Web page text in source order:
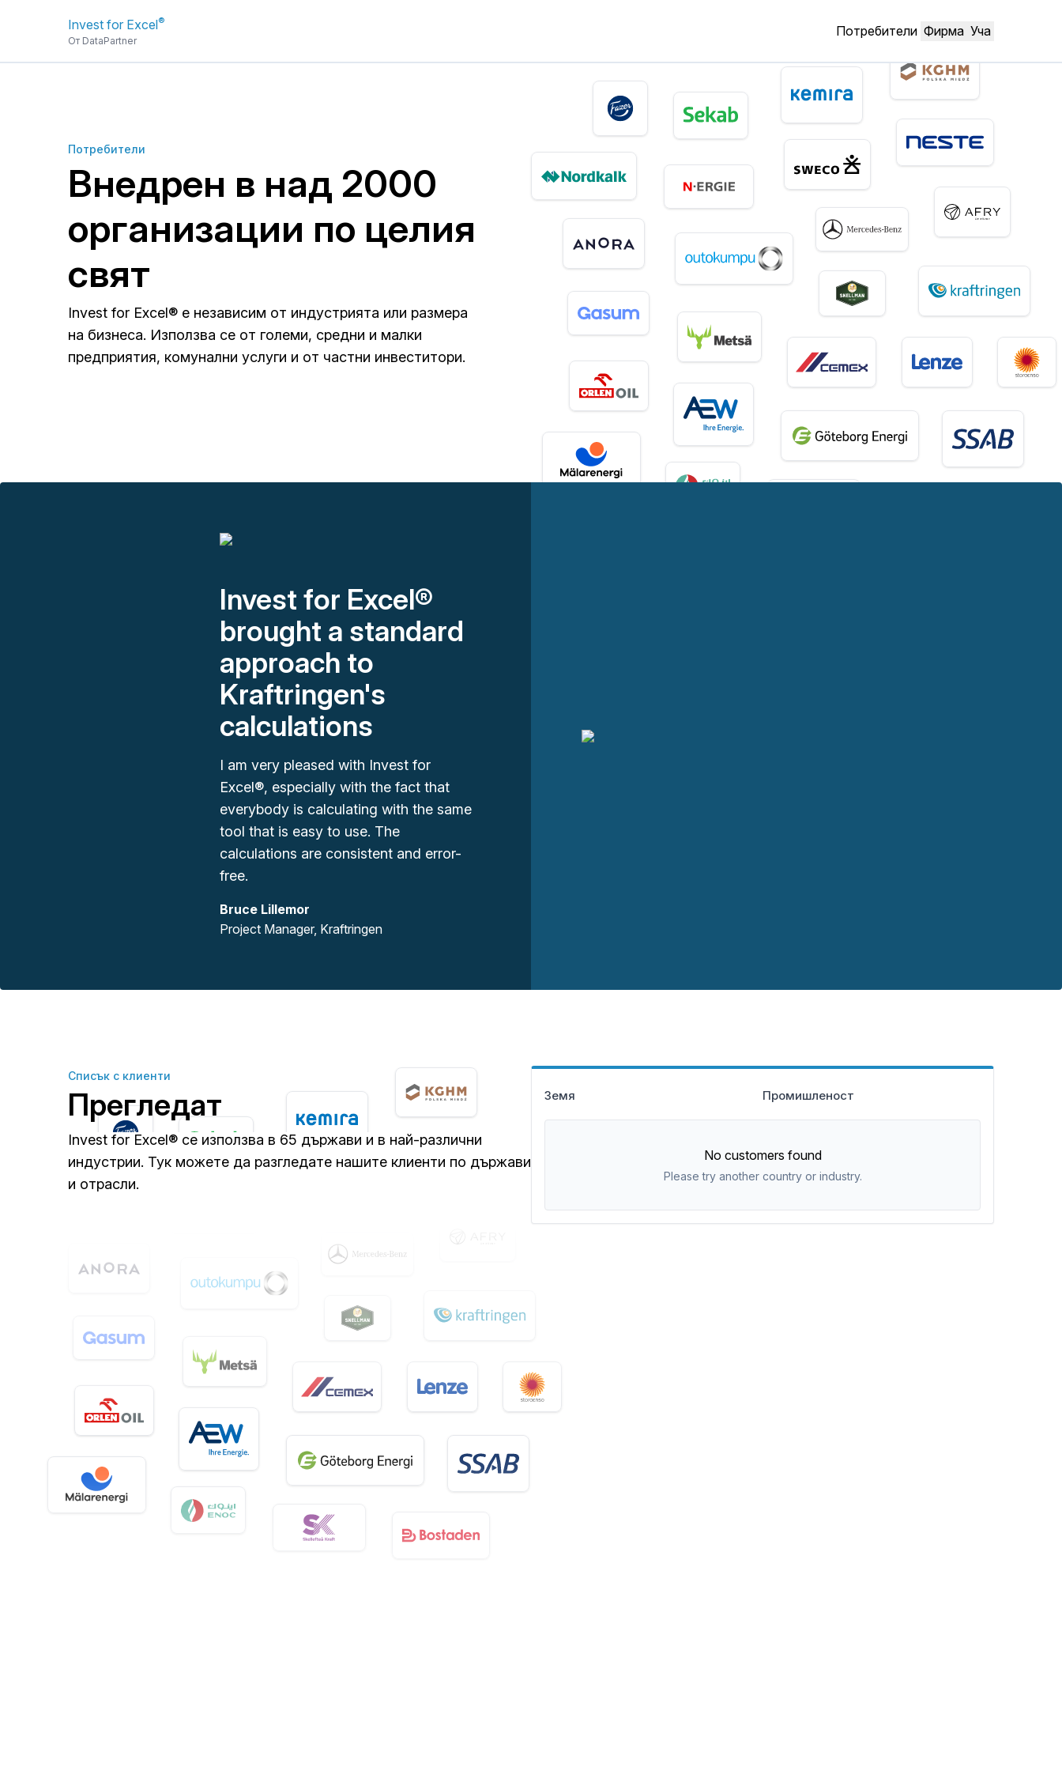
Invest for Excel®
От DataPartner
Потребители Фирма Уча
Потребители
Внедрен в над 2000
организации по целия
свят
Invest for Excel® е независим от индустрията или размера
на бизнеса. Използва се от големи, средни и малки
предприятия, комунални услуги и от частни инвеститори.
Invest for Excel®
brought a standard
approach to
Kraftringen's
calculations
I am very pleased with Invest for
Excel®, especially with the fact that
everybody is calculating with the same
tool that is easy to use. The
calculations are consistent and error-
free.
Bruce Lillemor
Project Manager, Kraftringen
Списък с клиенти
Прегледат
Invest for Excel® се използва в 65 държави и в най-различни
индустрии. Тук можете да разгледате нашите клиенти по държави
и отрасли.
Земя Промишленост
No customers found
Please try another country or industry.